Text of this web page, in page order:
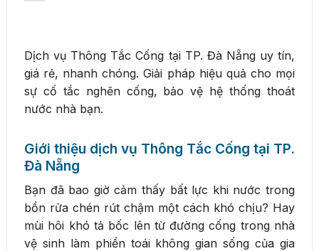
Dịch vụ Thông Tắc Cống tại TP. Đà Nẵng uy tín,
giá rẻ, nhanh chóng. Giải pháp hiệu quả cho mọi
sự cố tắc nghẽn cống, bảo vệ hệ thống thoát
nước nhà bạn.
Giới thiệu dịch vụ Thông Tắc Cống tại TP.
Đà Nẵng
Bạn đã bao giờ cảm thấy bất lực khi nước trong
bồn rửa chén rút chậm một cách khó chịu? Hay
mùi hôi khó tả bốc lên từ đường cống trong nhà
vệ sinh làm phiền toái không gian sống của gia